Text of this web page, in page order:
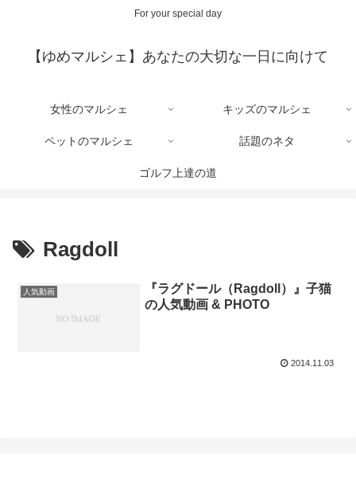
For your special day
【ゆめマルシェ】あなたの大切な一日に向けて
女性のマルシェ キッズのマルシェ
ペットのマルシェ 話題のネタ
ゴルフ上達の道
Ragdoll
人気動画
『ラグドール（Ragdoll）』子猫
の人気動画 & PHOTO
2014.11.03